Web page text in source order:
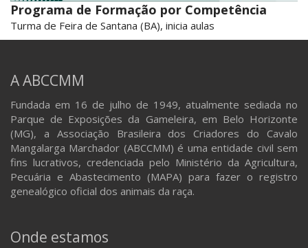
Programa de Formação por Competência
Turma de Feira de Santana (BA), inicia aulas
A ABCCMM
Fundada em 16 de julho de 1949, atualmente sediada no
Parque de Exposições da Gameleira, em Belo Horizonte
(MG), a Associação Brasileira dos Criadores do Cavalo
Mangalarga Marchador (ABCCMM) é uma entidade civil sem
fins lucrativos, credenciada pelo Ministério da Agricultura,
Pecuária e Abastecimento (MAPA) para fazer o registro
genealógico oficial dos animais da raça.
Onde estamos